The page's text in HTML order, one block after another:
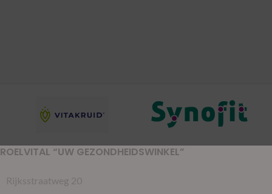
ROELVITAL “UW GEZONDHEIDSWINKEL”
Rijksstraatweg 20